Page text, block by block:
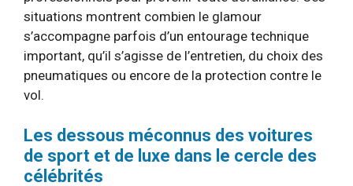
situations montrent combien le glamour
s’accompagne parfois d’un entourage technique
important, qu’il s’agisse de l’entretien, du choix des
pneumatiques ou encore de la protection contre le
vol.
Les dessous méconnus des voitures
de sport et de luxe dans le cercle des
célébrités